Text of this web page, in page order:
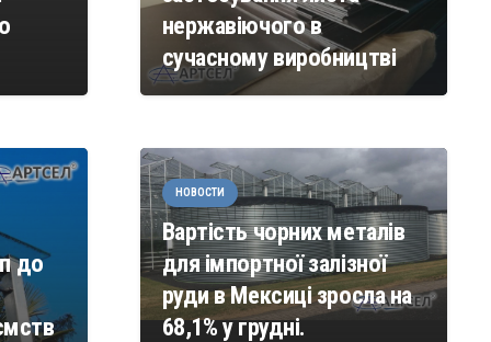
нержавіючого в
сучасному виробництві
до
НОВОСТИ
Вартість чорних металів
для імпортної залізної
руди в Мексиці зросла на
68,1% у грудні.